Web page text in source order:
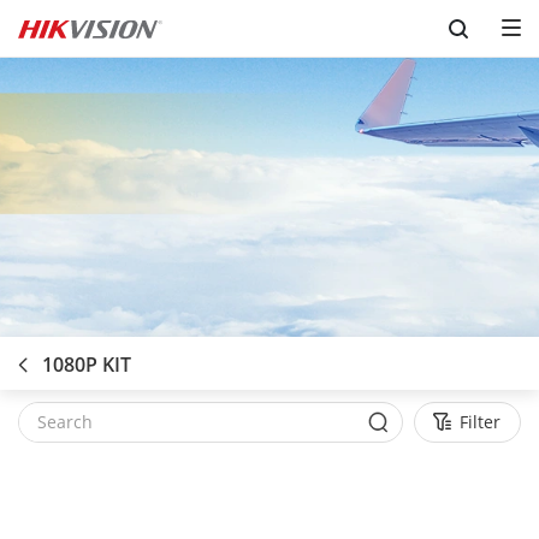
Skip to content
1080P KIT
Filter